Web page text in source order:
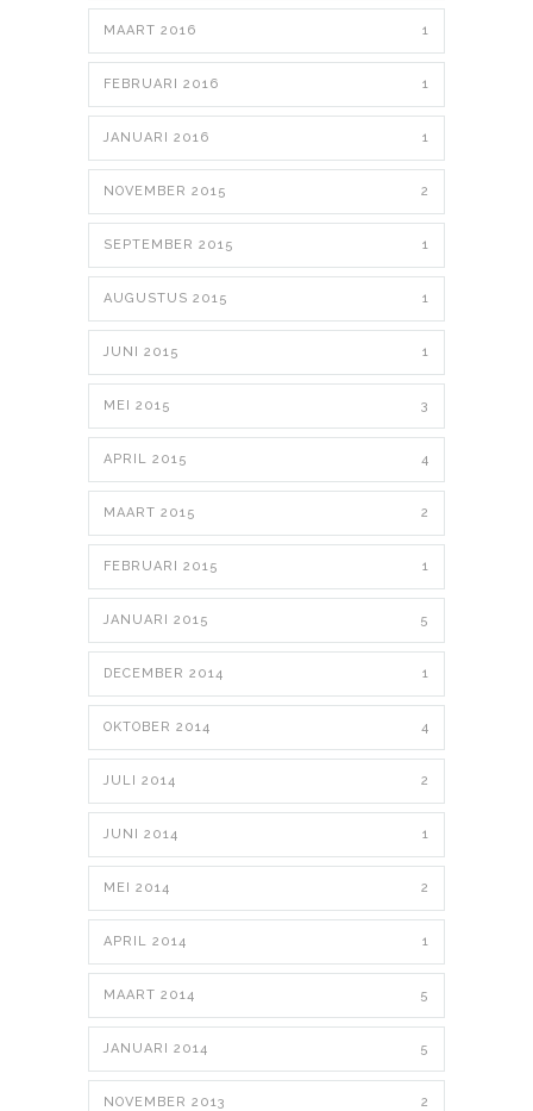
MAART 2016 1
FEBRUARI 2016 1
JANUARI 2016 1
NOVEMBER 2015 2
SEPTEMBER 2015 1
AUGUSTUS 2015 1
JUNI 2015 1
MEI 2015 3
APRIL 2015 4
MAART 2015 2
FEBRUARI 2015 1
JANUARI 2015 5
DECEMBER 2014 1
OKTOBER 2014 4
JULI 2014 2
JUNI 2014 1
MEI 2014 2
APRIL 2014 1
MAART 2014 5
JANUARI 2014 5
NOVEMBER 2013 2